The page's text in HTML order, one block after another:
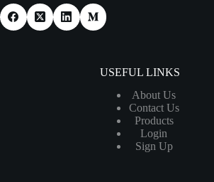
USEFUL LINKS
About Us
Contact Us
Products
Login
Sign Up